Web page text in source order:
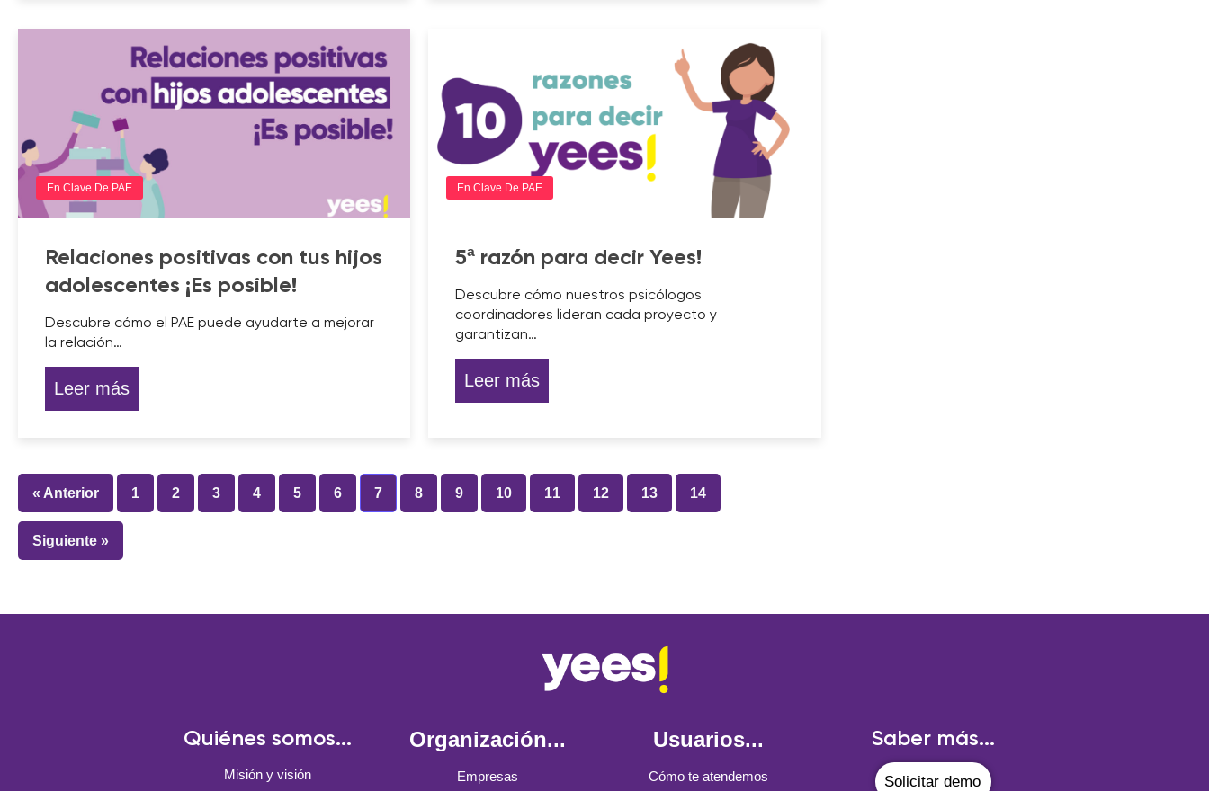
En Clave De PAE
Relaciones positivas con tus hijos
adolescentes ¡Es posible!
Descubre cómo el PAE puede ayudarte a mejorar
la relación…
Leer más
En Clave De PAE
5ª razón para decir Yees!
Descubre cómo nuestros psicólogos
coordinadores lideran cada proyecto y
garantizan…
Leer más
« Anterior 1 2 3 4 5 6 7 8 9 10 11 12 13 14
Siguiente »
Quiénes somos...
Misión y visión
Organización...
Empresas
Usuarios...
Cómo te atendemos
Saber más...
Solicitar demo